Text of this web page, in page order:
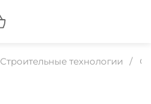
Строительные технологии